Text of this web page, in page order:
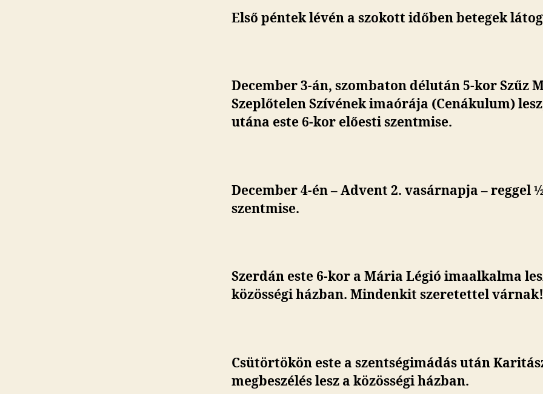
Első péntek lévén a szokott időben betegek
December 3-án, szombaton délután 5-kor Szűz
Szeplőtelen Szívének imaórája (Cenákulum)
utána este 6-kor előesti szentmise.
December 4-én – Advent 2. vasárnapja – reggel
szentmise.
Szerdán este 6-kor a Mária Légió imaalkalma
közösségi házban. Mindenkit szeretettel várnak!
Csütörtökön este a szentségimádás után
megbeszélés lesz a közösségi házban.